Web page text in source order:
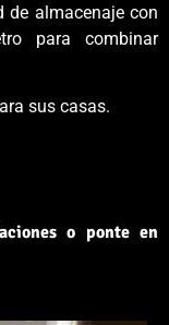
almacenaje con
para combinar
sus casas.
o ponte en